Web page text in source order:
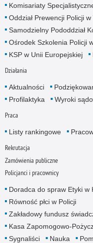
Komisariaty
Oddział Prewencji Policji
Samodzielny Pododdział
Ośrodek Szkolenia Policji
KSP w Unii Europejskiej
Działania
Aktualności
Profilaktyka
Wyroki
Praca
Listy rankingowe
Rekrutacja
Zamówienia publiczne
Policjanci i pracownicy
Doradca do spraw Etyki w
Równość płci w Policji
Zakładowy fundusz
Kasa Zapomogowo-
Sygnaliści
Nauka